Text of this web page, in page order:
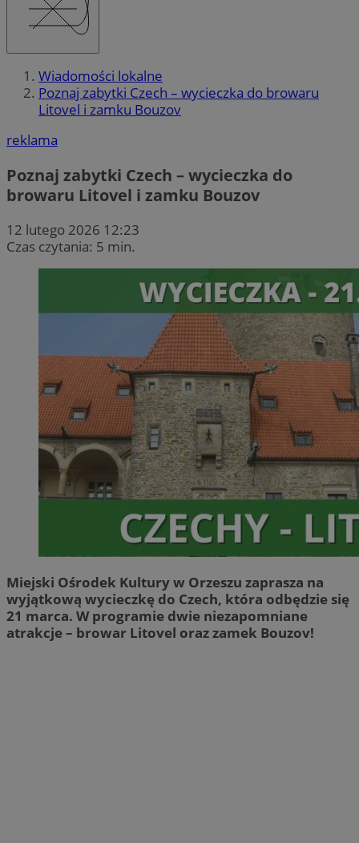
Wiadomości lokalne
Poznaj zabytki Czech – wycieczka do browaru
Litovel i zamku Bouzov
reklama
Poznaj zabytki Czech – wycieczka do
browaru Litovel i zamku Bouzov
12 lutego 2026 12:23
Czas czytania: 5 min.
Miejski Ośrodek Kultury w Orzeszu zaprasza na
wyjątkową wycieczkę do Czech, która odbędzie się
21 marca. W programie dwie niezapomniane
atrakcje – browar Litovel oraz zamek Bouzov!